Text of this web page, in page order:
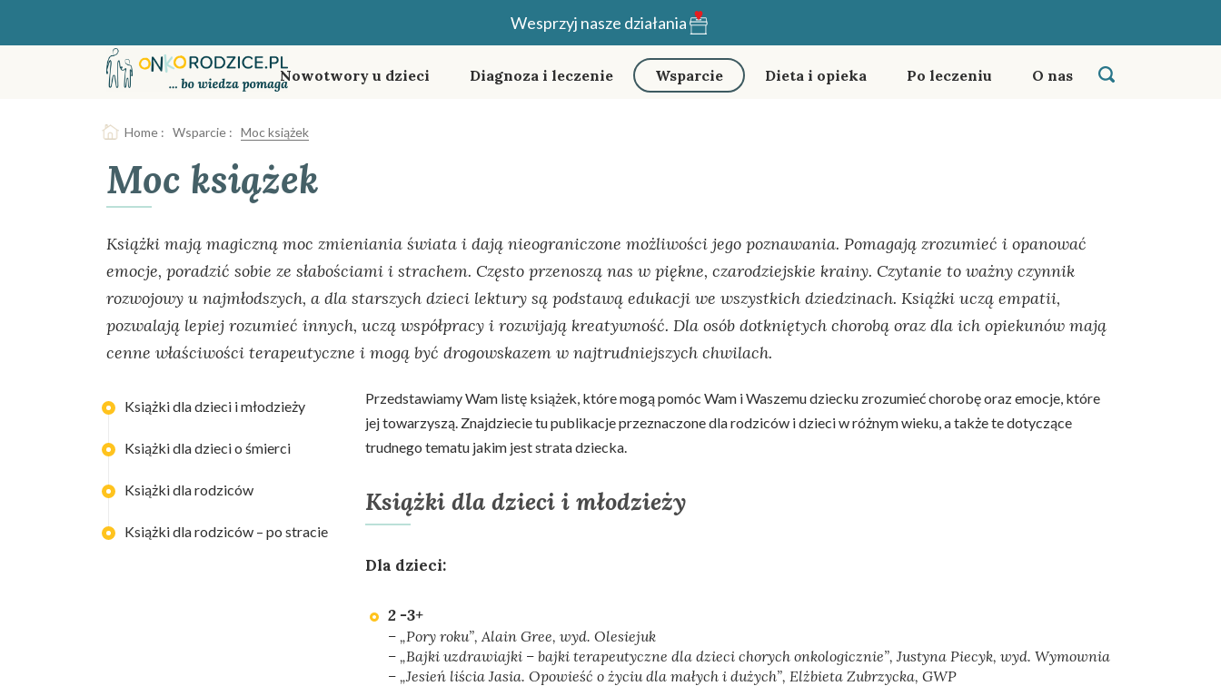
Wesprzyj nasze działania
Nowotwory u dzieci Diagnoza i leczenie Wsparcie Dieta i opieka Po leczeniu O nas
Home : Wsparcie : Moc książek
Moc książek
Książki mają magiczną moc zmieniania świata i dają nieograniczone możliwości jego poznawania. Pomagają zrozumieć i opanować
emocje, poradzić sobie ze słabościami i strachem. Często przenoszą nas w piękne, czarodziejskie krainy. Czytanie to ważny czynnik
rozwojowy u najmłodszych, a dla starszych dzieci lektury są podstawą edukacji we wszystkich dziedzinach. Książki uczą empatii,
pozwalają lepiej rozumieć innych, uczą współpracy i rozwijają kreatywność. Dla osób dotkniętych chorobą oraz dla ich opiekunów mają
cenne właściwości terapeutyczne i mogą być drogowskazem w najtrudniejszych chwilach.
Książki dla dzieci i młodzieży
Książki dla dzieci o śmierci
Książki dla rodziców
Książki dla rodziców – po stracie
Przedstawiamy Wam listę książek, które mogą pomóc Wam i Waszemu dziecku zrozumieć chorobę oraz emocje, które
jej towarzyszą. Znajdziecie tu publikacje przeznaczone dla rodziców i dzieci w różnym wieku, a także te dotyczące
trudnego tematu jakim jest strata dziecka.
Książki dla dzieci i młodzieży
Dla dzieci:
2 -3+
– „Pory roku”, Alain Gree, wyd. Olesiejuk
– „Bajki uzdrawiajki – bajki terapeutyczne dla dzieci chorych onkologicznie”, Justyna Piecyk, wyd. Wymownia
– „Jesień liścia Jasia. Opowieść o życiu dla małych i dużych”, Elżbieta Zubrzycka, GWP